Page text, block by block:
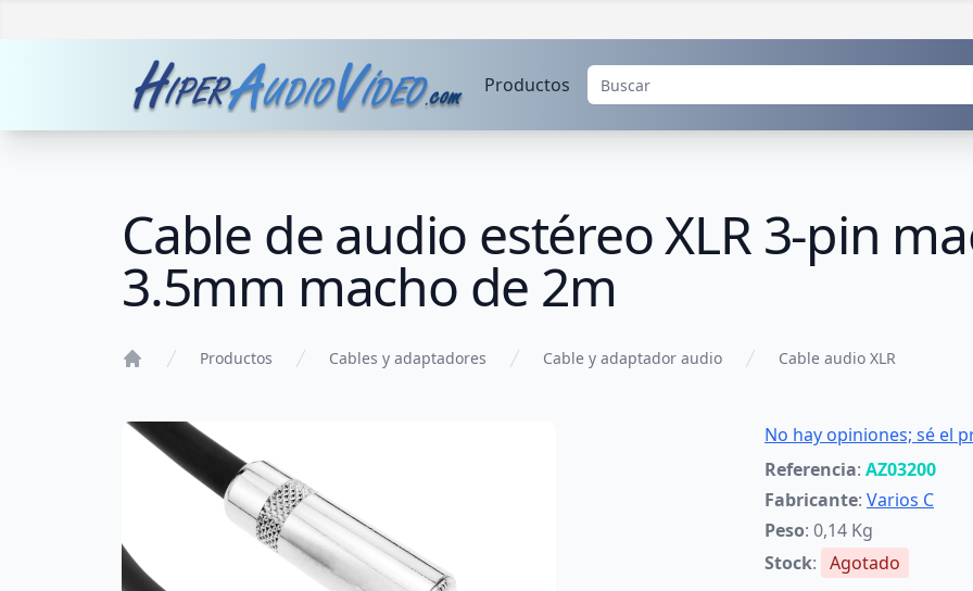
Productos
Cable de audio estéreo XLR 3-pin
3.5mm macho de 2m
Productos Cables y adaptadores Cable y adaptador audio Cable audio XLR
No hay opiniones; sé el
Referencia: AZ03200
Fabricante: Varios C
Peso: 0,14 Kg
Stock: Agotado